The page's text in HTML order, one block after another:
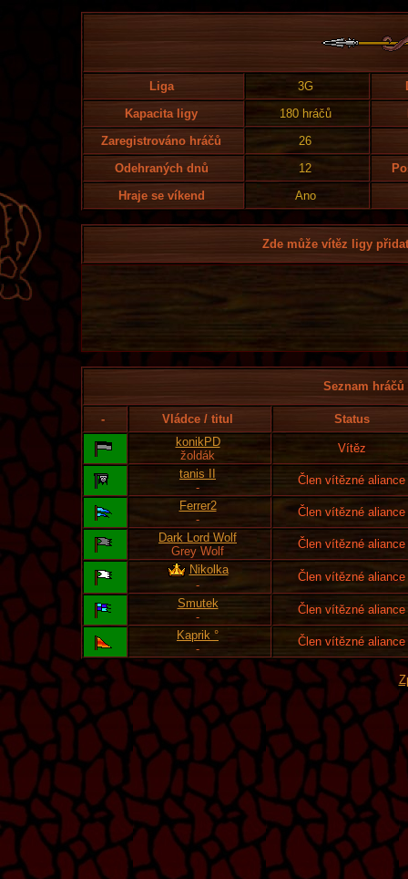
Liga 3G
Kapacita ligy
180 hráčů
Zaregistrováno hráčů
26
Odehraných dnů
12
Hraje se víkend
Ano
Zde může vítěz ligy
Seznam
- Vládce / titul
Status
konikPD
žoldák
Vítěz
tanis II
-
Člen vítězné aliance
Ferrer2
-
Člen vítězné aliance
Dark Lord Wolf
Grey Wolf
Člen vítězné aliance
Nikolka
-
Člen vítězné aliance
Smutek
-
Člen vítězné aliance
Kaprik °
-
Člen vítězné aliance